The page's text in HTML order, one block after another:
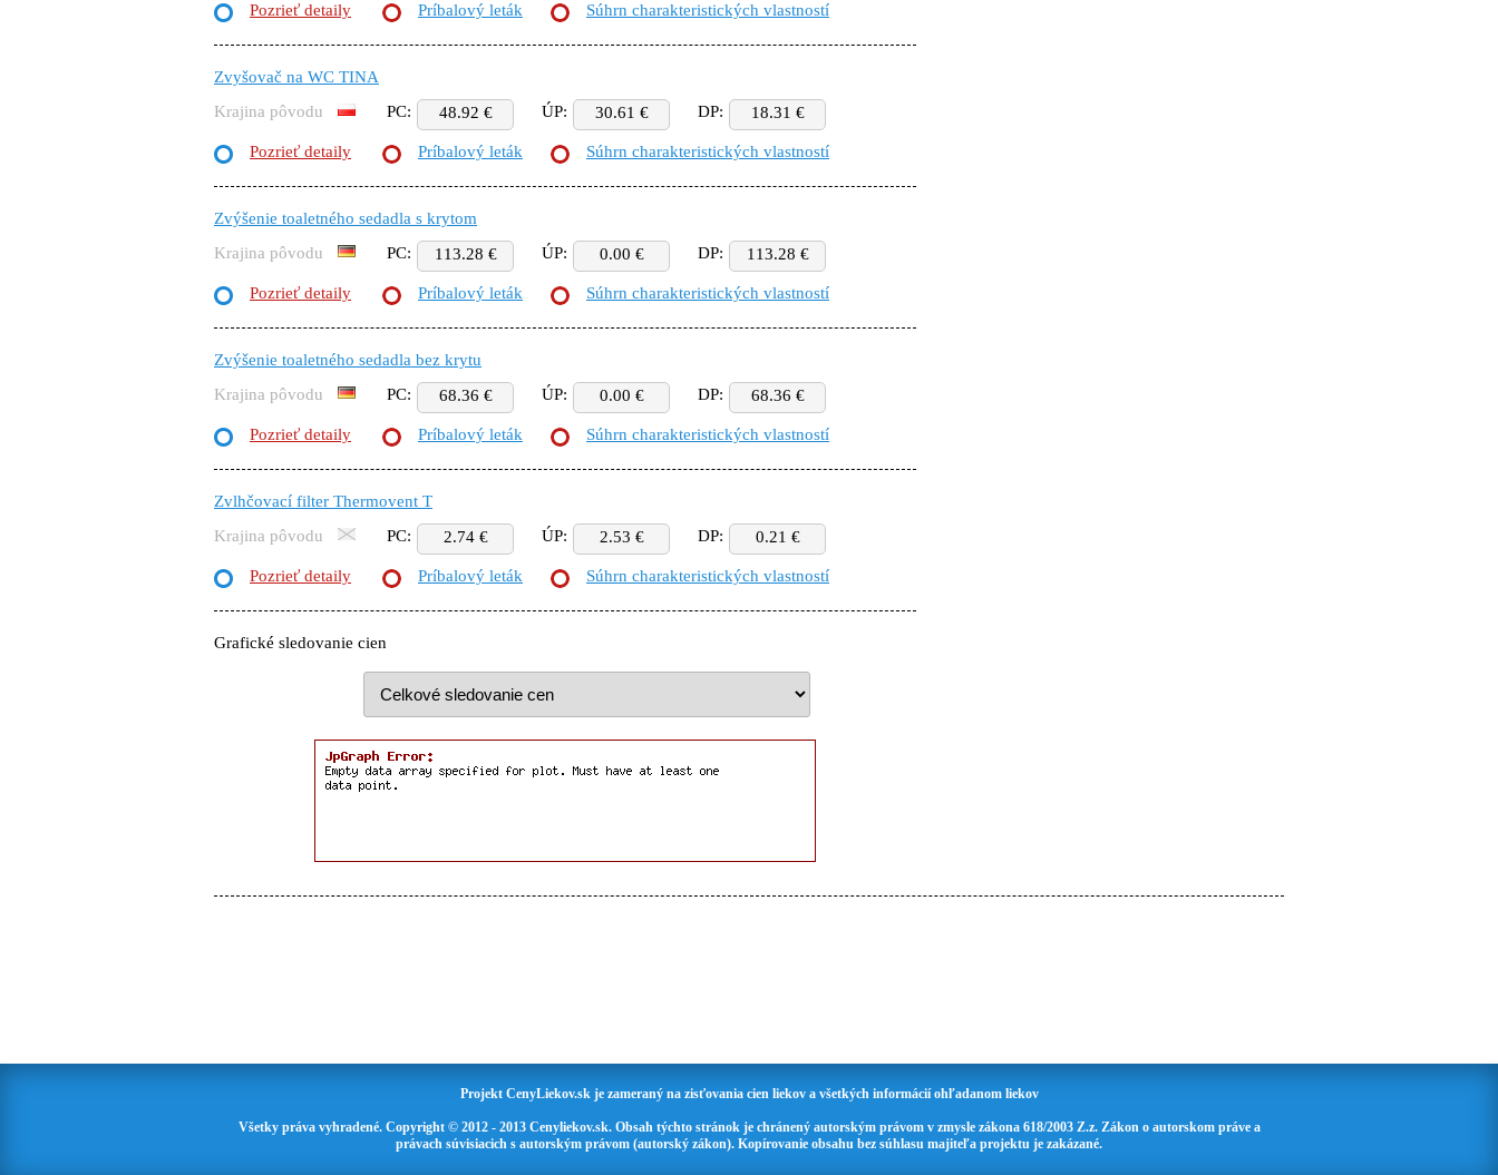
Pozrieť detaily Príbalový leták Súhrn charakteristických vlastností
Zvyšovač na WC TINA
Krajina pôvodu
PC: 48.92 € ÚP: 30.61 € DP: 18.31 €
Pozrieť detaily Príbalový leták Súhrn charakteristických vlastností
Zvýšenie toaletného sedadla s krytom
Krajina pôvodu
PC: 113.28 € ÚP: 0.00 € DP: 113.28 €
Pozrieť detaily Príbalový leták Súhrn charakteristických vlastností
Zvýšenie toaletného sedadla bez krytu
Krajina pôvodu
PC: 68.36 € ÚP: 0.00 € DP: 68.36 €
Pozrieť detaily Príbalový leták Súhrn charakteristických vlastností
Zvlhčovací filter Thermovent T
Krajina pôvodu
PC: 2.74 € ÚP: 2.53 € DP: 0.21 €
Pozrieť detaily Príbalový leták Súhrn charakteristických vlastností
Grafické sledovanie cien
Projekt CenyLiekov.sk je zameraný na zisťovania cien liekov a všetkých informácií ohľadanom liekov
Všetky práva vyhradené. Copyright © 2012 - 2013 Cenyliekov.sk. Obsah týchto stránok je chránený autorským právom v zmysle zákona 618/2003 Z.z. Zákon o autorskom práve a
právach súvisiacich s autorským právom (autorský zákon). Kopírovanie obsahu bez súhlasu majiteľa projektu je zakázané.